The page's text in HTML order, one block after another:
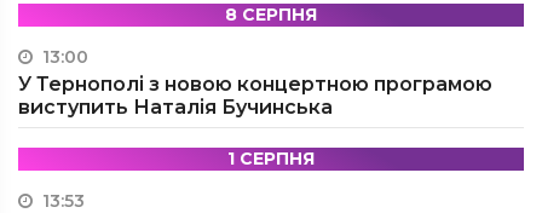
8 СЕРПНЯ
13:00
У Тернополі з новою концертною програмою
виступить Наталія Бучинська
1 СЕРПНЯ
13:53